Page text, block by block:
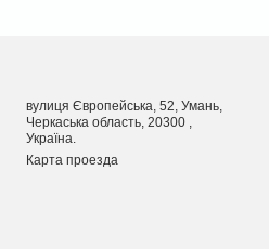
вулиця Європейська, 52, Умань,
Черкаська область, 20300 ,
Україна.
Карта проезда